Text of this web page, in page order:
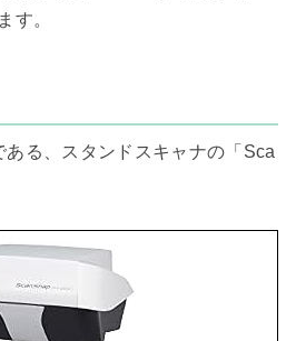
す。
る、スタンドスキャナの「Sca